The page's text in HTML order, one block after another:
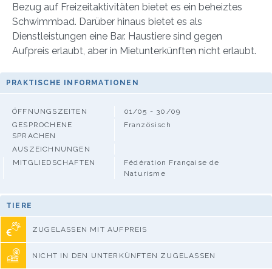
Bezug auf Freizeitaktivitäten bietet es ein beheiztes
Schwimmbad. Darüber hinaus bietet es als
Dienstleistungen eine Bar. Haustiere sind gegen
Aufpreis erlaubt, aber in Mietunterkünften nicht erlaubt.
PRAKTISCHE INFORMATIONEN
ÖFFNUNGSZEITEN
01/05 - 30/09
GESPROCHENE
SPRACHEN
Französisch
AUSZEICHNUNGEN
MITGLIEDSCHAFTEN
Fédération Française de
Naturisme
TIERE
ZUGELASSEN MIT AUFPREIS
NICHT IN DEN UNTERKÜNFTEN ZUGELASSEN